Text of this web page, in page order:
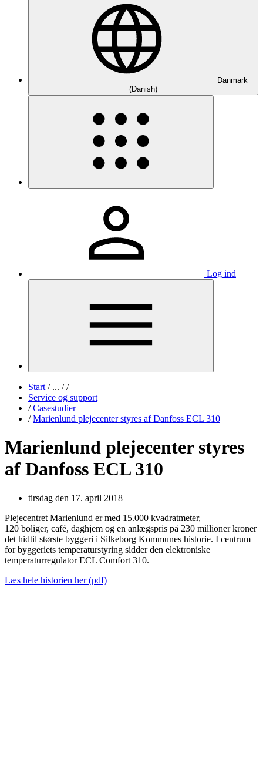
Danmark
(Danish)
Log ind
Start /... / /
Service og support
/ Casestudier
/ Marienlund plejecenter styres af Danfoss ECL 310
Marienlund plejecenter styres
af Danfoss ECL 310
tirsdag den 17. april 2018
Plejecentret Marienlund er med 15.000 kvadratmeter,
120 boliger, café, daghjem og en anlægspris på 230 millioner kroner
det hidtil største byggeri i Silkeborg Kommunes historie. I centrum
for byggeriets temperaturstyring sidder den elektroniske
temperaturregulator ECL Comfort 310.
Læs hele historien her (pdf)